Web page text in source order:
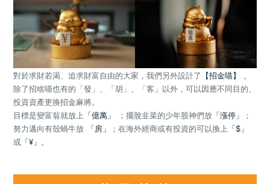
對於求財若渴、追求財富自由的大家，我們另外設計了 【招金喵】
。
除了招啥喵也有的「發」、「胡」、「客」以外，可以因應不同目的、
投資資產更換招金麻將。
目標是變富翁就放上 「億萬」 ；擺脫韭菜的少年股神們放 「漲停」
；
努力邁向有殼蝸牛放
「房」 ；在海外經商或有投資的可以換上 「$」
或 「¥」 。